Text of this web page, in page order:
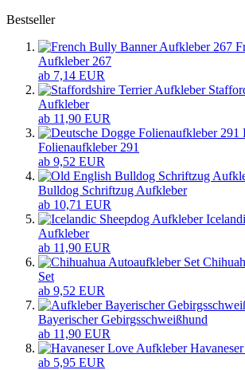
Bestseller
Aufkleber 267
ab 7,14 EUR
Aufkleber
ab 11,90 EUR
Folienaufkleber 291
ab 9,52 EUR
Bulldog Schriftzug Aufkleber
ab 10,71 EUR
Aufkleber
ab 11,90 EUR
Set
ab 9,52 EUR
Bayerischer Gebirgsschweißhund
ab 11,90 EUR
ab 5,95 EUR